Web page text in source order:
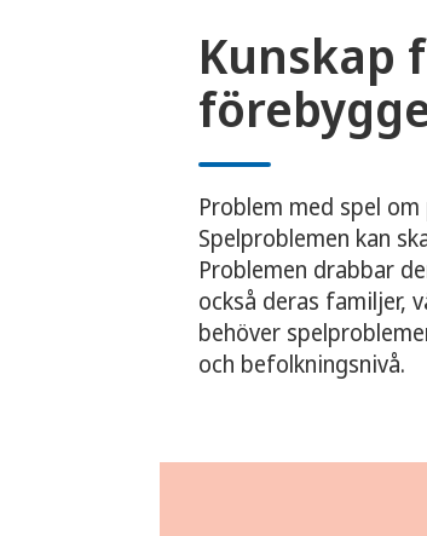
Kunskap
Problem med spel
Spelproblemen kan
Problemen drabbar
också deras familjer,
behöver
och befolkningsnivå.